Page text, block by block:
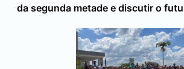
da segunda metade e discutir o